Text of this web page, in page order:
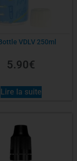
VDLV 250ml
5.90€
Lire la suite